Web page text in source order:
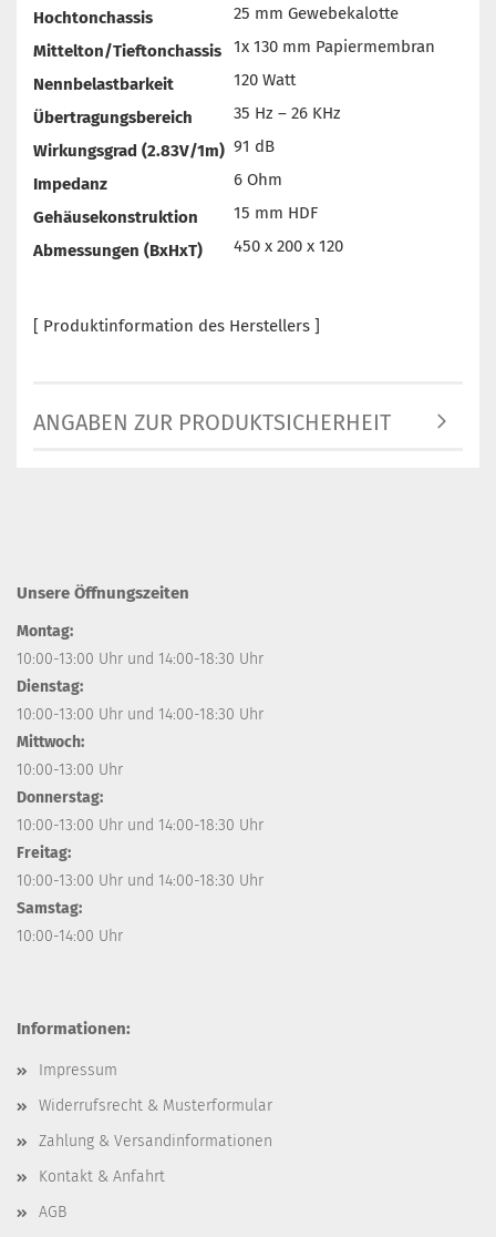
Hochtonchassis
25 mm Gewebekalotte
Mittelton/Tieftonchassis
1x 130 mm Papiermembran
Nennbelastbarkeit
120 Watt
Übertragungsbereich
35 Hz – 26 KHz
Wirkungsgrad (2.83V/1m) 91 dB
Impedanz
6 Ohm
Gehäusekonstruktion
15 mm HDF
Abmessungen (BxHxT)
450 x 200 x 120
[ Produktinformation des Herstellers ]
ANGABEN ZUR PRODUKTSICHERHEIT
Unsere Öffnungszeiten
Montag:
10:00-13:00 Uhr und 14:00-18:30 Uhr
Dienstag:
10:00-13:00 Uhr und 14:00-18:30 Uhr
Mittwoch:
10:00-13:00 Uhr
Donnerstag:
10:00-13:00 Uhr und 14:00-18:30 Uhr
Freitag:
10:00-13:00 Uhr und 14:00-18:30 Uhr
Samstag:
10:00-14:00 Uhr
Informationen:
Impressum
Widerrufsrecht & Musterformular
Zahlung & Versandinformationen
Kontakt & Anfahrt
AGB